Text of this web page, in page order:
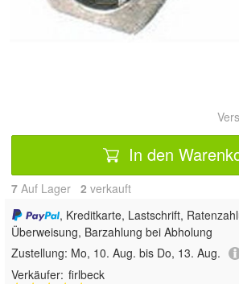
In den
7 Auf Lager 2 verkauft
, Kreditkarte, Lastschrift,
Überweisung, Barzahlung bei Abholung
Zustellung: Mo, 10. Aug. bis Do, 13. Aug.
Verkäufer: firlbeck